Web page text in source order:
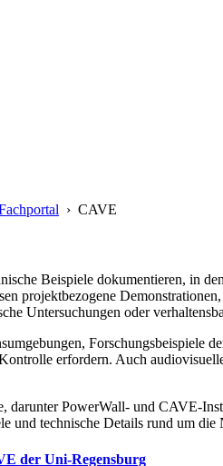
› CAVE
Beispiele dokumentieren, in
projektbezogene
Untersuchungen oder
erfordern. Auch
PowerWall- und CAVE-
und technische Details rund um
der Uni-Regensburg